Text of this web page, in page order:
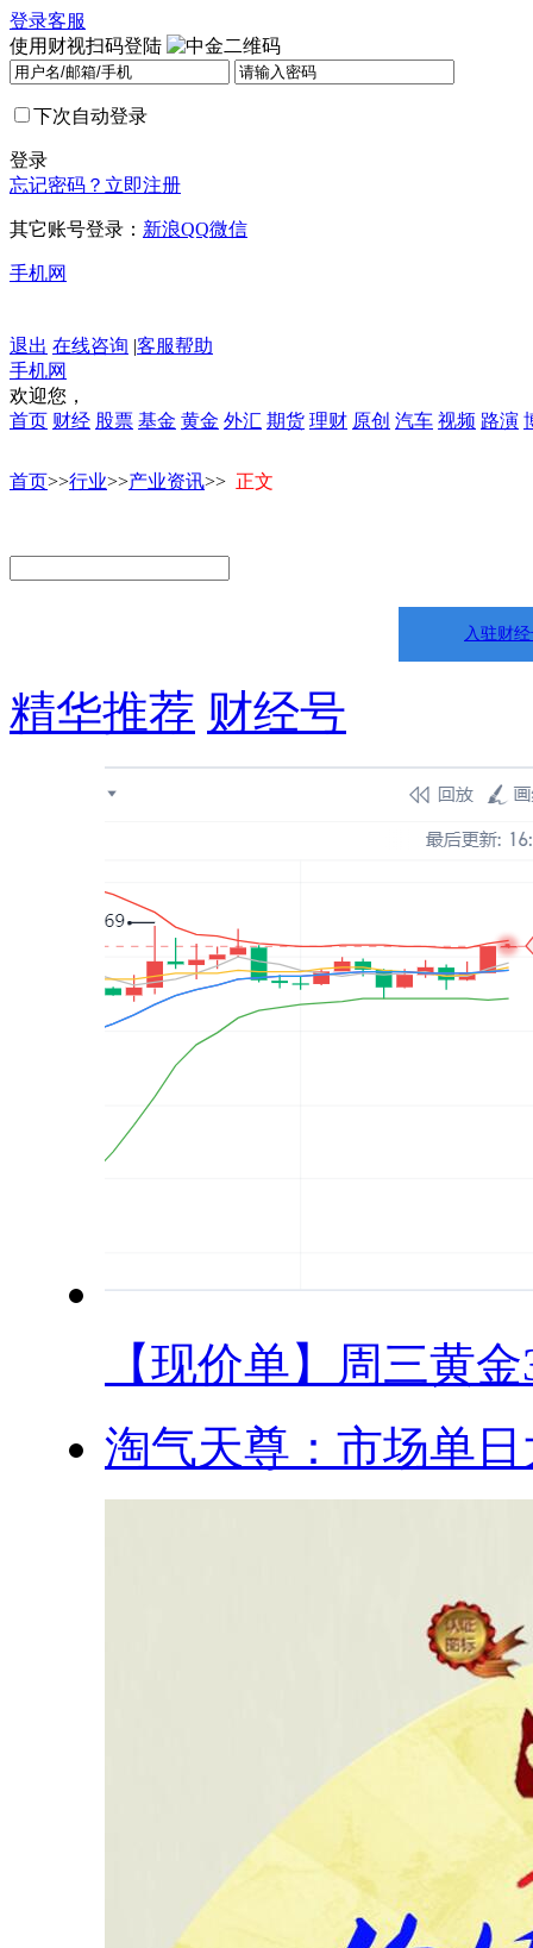
登录客服
使用财视扫码登陆
下次自动登录
登录
忘记密码？ 立即注册
其它账号登录： 新浪QQ微信
手机网
退出 在线咨询 |客服帮助
手机网
欢迎您，
首页 财经 股票 基金 黄金 外汇 期货 理财 原创 汽车 视频 路演
首页>>行业>>产业资讯>> 正文
入驻财
精华推荐 财经号
【现价单】周三黄金
淘气天尊：市场单